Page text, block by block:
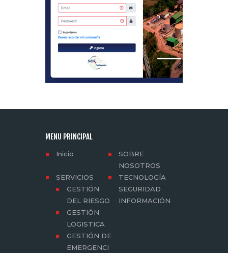
MENU PRINCIPAL
Inicio
SOBRE
NOSOTROS
SERVICIOS
GESTIÓN
DEL RIESGO
GESTIÓN
LOGISTICA
GESTIÓN DE
EMERGENCI
TECNOLOGÍA
SEGURIDAD
INFORMACIÓN